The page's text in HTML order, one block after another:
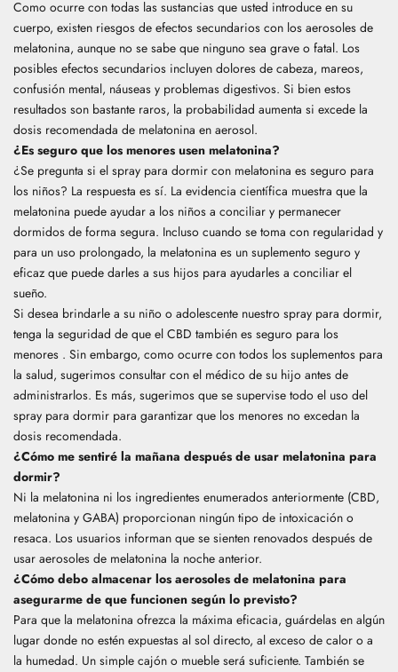
Como ocurre con todas las sustancias que usted introduce en su
cuerpo, existen riesgos de efectos secundarios con los aerosoles de
melatonina, aunque no se sabe que ninguno sea grave o fatal. Los
posibles efectos secundarios incluyen dolores de cabeza, mareos,
confusión mental, náuseas y problemas digestivos. Si bien estos
resultados son bastante raros, la probabilidad aumenta si excede la
dosis recomendada de melatonina en aerosol.
¿Es seguro que los menores usen melatonina?
¿Se pregunta si el spray para dormir con melatonina es seguro para
los niños? La respuesta es sí. La evidencia científica muestra que la
melatonina puede ayudar a los niños a conciliar y permanecer
dormidos de forma segura. Incluso cuando se toma con regularidad y
para un uso prolongado, la melatonina es un suplemento seguro y
eficaz que puede darles a sus hijos para ayudarles a conciliar el
sueño.
Si desea brindarle a su niño o adolescente nuestro spray para dormir,
tenga la seguridad de que el CBD también es seguro para los
menores . Sin embargo, como ocurre con todos los suplementos para
la salud, sugerimos consultar con el médico de su hijo antes de
administrarlos. Es más, sugerimos que se supervise todo el uso del
spray para dormir para garantizar que los menores no excedan la
dosis recomendada.
¿Cómo me sentiré la mañana después de usar melatonina para
dormir?
Ni la melatonina ni los ingredientes enumerados anteriormente (CBD,
melatonina y GABA) proporcionan ningún tipo de intoxicación o
resaca. Los usuarios informan que se sienten renovados después de
usar aerosoles de melatonina la noche anterior.
¿Cómo debo almacenar los aerosoles de melatonina para
asegurarme de que funcionen según lo previsto?
Para que la melatonina ofrezca la máxima eficacia, guárdelas en algún
lugar donde no estén expuestas al sol directo, al exceso de calor o a
la humedad. Un simple cajón o mueble será suficiente. También se